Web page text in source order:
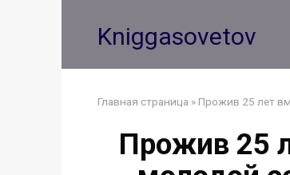
Kniggasovetov
Главная страница » Прожив 25 лет
Прожив 25